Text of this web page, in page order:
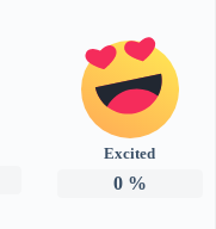
Excited
0%